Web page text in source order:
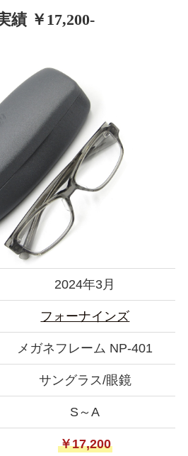
績 ￥17,200-
2024年3月
フォーナインズ
メガネフレーム NP-401
サングラス/眼鏡
S～A
￥17,200